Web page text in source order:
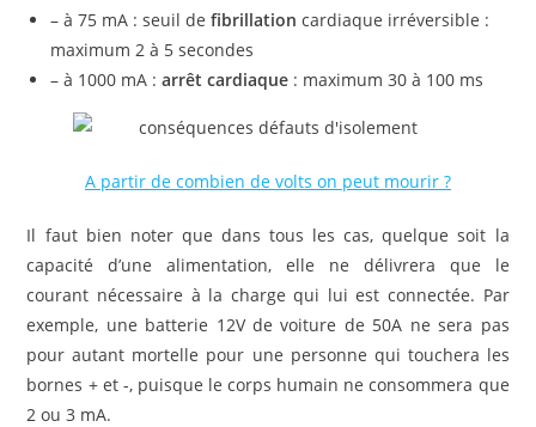
– à 75 mA : seuil defibrillationcardiaque irréversible :
maximum 2 à 5 secondes
– à 1000 mA :arrêt cardiaque : maximum 30 à 100 ms
A partir de combien de volts on peut mourir ?
Il faut bien noter que dans tous les cas, quelque soit la
capacité d’une alimentation, elle ne délivrera que le
courant nécessaire à la charge qui lui est connectée. Par
exemple, une batterie 12V de voiture de 50A ne sera pas
pour autant mortelle pour une personne qui touchera les
bornes + et -, puisque le corps humain ne consommera que
2 ou 3 mA.